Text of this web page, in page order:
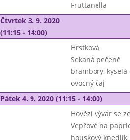
Fruttanella
Čtvrtek 3. 9. 2020
(11:15 - 14:00)
Hrstková
Sekaná pečeně
brambory, kyselá
ovocný čaj
Pátek 4. 9. 2020 (11:15 - 14:00)
Hovězí vývar se
Vepřové na
houskový knedlík